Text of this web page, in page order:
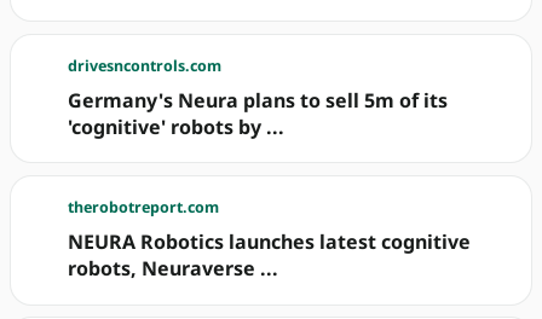
drivesncontrols.com
Germany's Neura plans to sell 5m of its
'cognitive' robots by ...
therobotreport.com
NEURA Robotics launches latest cognitive
robots, Neuraverse ...